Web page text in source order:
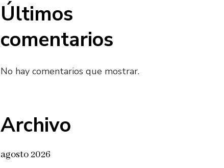
Últimos
comentarios
No hay comentarios que mostrar.
Archivo
agosto 2026